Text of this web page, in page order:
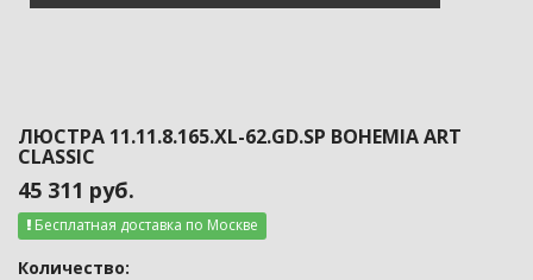
ЛЮСТРА 11.11.8.165.XL-62.GD.SP BOHEMIA ART
CLASSIC
45 311 руб.
Бесплатная доставка по Москве
Количество: